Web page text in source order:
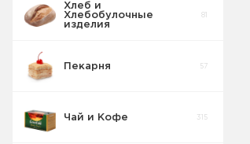
Хлеб и
Хлебобулочные
изделия
81
Пекарня 57
Чай и Кофе 315